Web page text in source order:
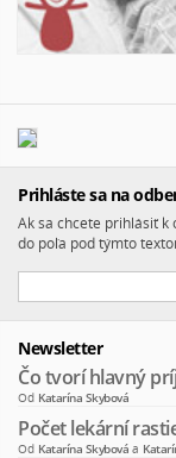
Prihláste sa na
Ak sa chcete prihlásiť
do poľa pod týmto
Newsletter
Čo tvorí hlavný
Od Katarína Skybová
Počet lekární
Od Katarína Skybová a